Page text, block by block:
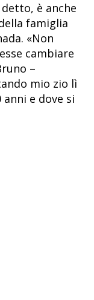
è anche
famiglia
«Non
cambiare
–
mio zio lì
e dove si